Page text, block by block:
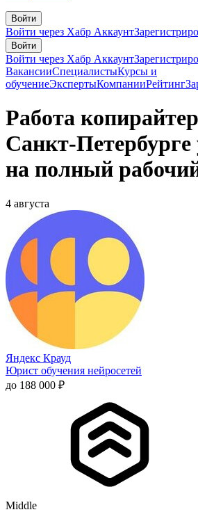
Войти
Войти через Хабр Аккаунт
Войти
Войти через Хабр Аккаунт
ВакансииСпециалистыКурсы и
обучениеЭкспертыКомпанииРейтинг
Работа
Санкт-Петербурге
на полный
4 августа
Яндекс Крауд
Юрист обучения нейросетей
до 188 000 ₽
Middle